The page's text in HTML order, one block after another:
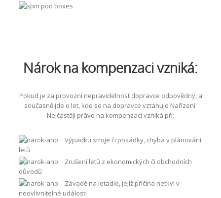
Nárok na kompenzaci vzniká:
Pokud je za provozní nepravidelnost dopravce odpovědný, a
současně jde o let, kde se na dopravce vztahuje Nařízení.
Nejčastěji právo na kompenzaci vzniká při:
Výpadku stroje či posádky, chyba v plánování
letů
Zrušení letů z ekonomických či obchodních
důvodů
Závadě na letadle, jejíž příčina netkví v
neovlivnitelné události